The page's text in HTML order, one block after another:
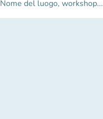
Nome del luogo, workshop...